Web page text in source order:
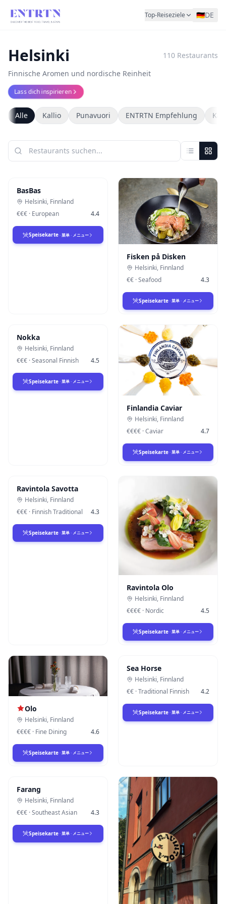
Top-Reiseziele 🇩🇪DE
Helsinki 110 Restaurants
Finnische Aromen und nordische Reinheit
Lass dich inspirieren
Alle Kallio Punavuori ENTRTN Empfehlung
BasBas
Helsinki, Finnland
€€€ · European 4.4
Speisekarte · 菜单 · メニュー
Fisken på Disken
Helsinki, Finnland
€€ ·Seafood 4.3
Speisekarte · 菜单 · メニュー
Nokka
Helsinki, Finnland
€€€ ·Seasonal Finnish 4.5
Speisekarte · 菜单 · メニュー
Finlandia Caviar
Helsinki, Finnland
€€€€ ·Caviar 4.7
Speisekarte · 菜单 · メニュー
Ravintola Savotta
Helsinki, Finnland
€€€ · Finnish Traditional 4.3
Speisekarte · 菜单 · メニュー
Ravintola Olo
Helsinki, Finnland
€€€€ · Nordic 4.5
Speisekarte · 菜单 · メニュー
Olo
Helsinki, Finnland
€€€€ · Fine Dining 4.6
Speisekarte · 菜单 · メニュー
Sea Horse
Helsinki, Finnland
€€ ·Traditional Finnish 4.2
Speisekarte · 菜单 · メニュー
Farang
Helsinki, Finnland
€€€ ·Southeast Asian 4.3
Speisekarte · 菜单 · メニュー